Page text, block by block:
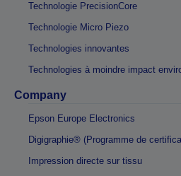
Technologie PrecisionCore
Technologie Micro Piezo
Technologies innovantes
Technologies à moindre impact
Company
Epson Europe Electronics
Digigraphie® (Programme de
Impression directe sur tissu